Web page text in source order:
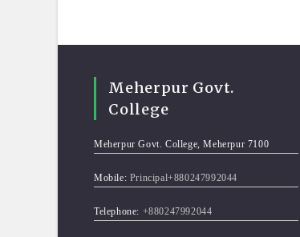
Meherpur Govt.
College
Meherpur Govt. College, Meherpur 7100
Mobile: Principal+880247992044
Telephone: +880247992044